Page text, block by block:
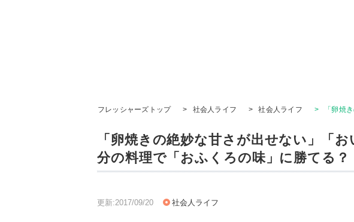
フレッシャーズトップ > 社会人ライフ > 社会人ライフ > 「卵焼
「卵焼きの絶妙な甘さが出せない」「
分の料理で「おふくろの味」に勝てる？
更新:2017/09/20 社会人ライフ